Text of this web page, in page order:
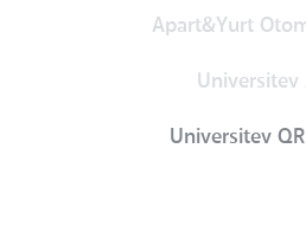
Apart&Yurt
Universitev
Universitev